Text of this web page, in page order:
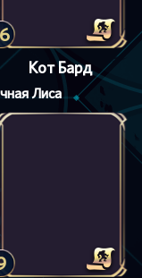
Кот Бард